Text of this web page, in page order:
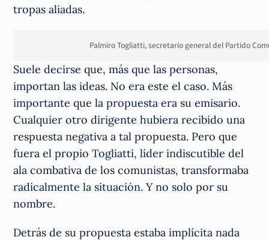
tropas aliadas.
Palmiro Togliatti, secretario general del Partido
Suele decirse que, más que las personas,
importan las ideas. No era este el caso. Más
importante que la propuesta era su emisario.
Cualquier otro dirigente hubiera recibido una
respuesta negativa a tal propuesta. Pero que
fuera el propio Togliatti, líder indiscutible del
ala combativa de los comunistas, transformaba
radicalmente la situación. Y no solo por su
nombre.
Detrás de su propuesta estaba implícita nada